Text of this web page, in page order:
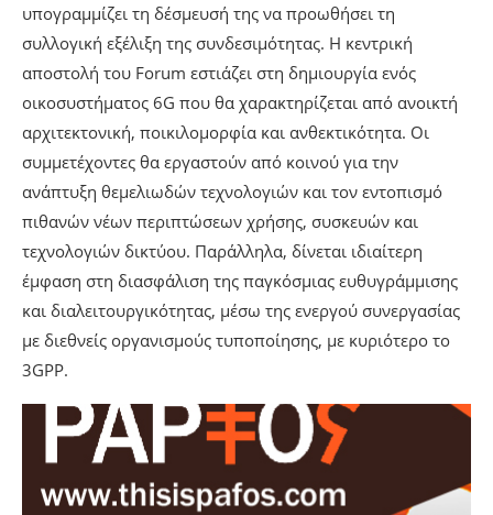
υπογραμμίζει τη δέσμευσή της να προωθήσει τη
συλλογική εξέλιξη της συνδεσιμότητας. Η κεντρική
αποστολή του Forum εστιάζει στη δημιουργία ενός
οικοσυστήματος 6G που θα χαρακτηρίζεται από ανοικτή
αρχιτεκτονική, ποικιλομορφία και ανθεκτικότητα. Οι
συμμετέχοντες θα εργαστούν από κοινού για την
ανάπτυξη θεμελιωδών τεχνολογιών και τον εντοπισμό
πιθανών νέων περιπτώσεων χρήσης, συσκευών και
τεχνολογιών δικτύου. Παράλληλα, δίνεται ιδιαίτερη
έμφαση στη διασφάλιση της παγκόσμιας ευθυγράμμισης
και διαλειτουργικότητας, μέσω της ενεργού συνεργασίας
με διεθνείς οργανισμούς τυποποίησης, με κυριότερο το
3GPP.